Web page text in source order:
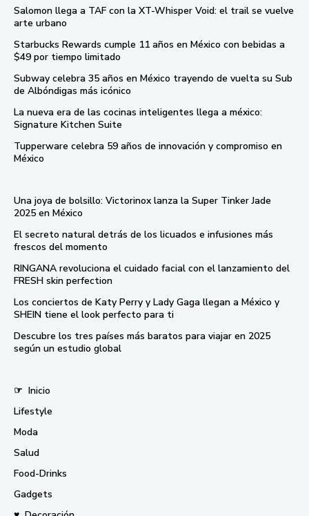
Salomon llega a TAF con la XT-Whisper Void: el trail se vuelve
arte urbano
Starbucks Rewards cumple 11 años en México con bebidas a
$49 por tiempo limitado
Subway celebra 35 años en México trayendo de vuelta su Sub
de Albóndigas más icónico
La nueva era de las cocinas inteligentes llega a méxico:
Signature Kitchen Suite
Tupperware celebra 59 años de innovación y compromiso en
México
Una joya de bolsillo: Victorinox lanza la Super Tinker Jade
2025 en México
El secreto natural detrás de los licuados e infusiones más
frescos del momento
RINGANA revoluciona el cuidado facial con el lanzamiento del
FRESH skin perfection
Los conciertos de Katy Perry y Lady Gaga llegan a México y
SHEIN tiene el look perfecto para ti
Descubre los tres países más baratos para viajar en 2025
según un estudio global
☞ Inicio
Lifestyle
Moda
Salud
Food-Drinks
Gadgets